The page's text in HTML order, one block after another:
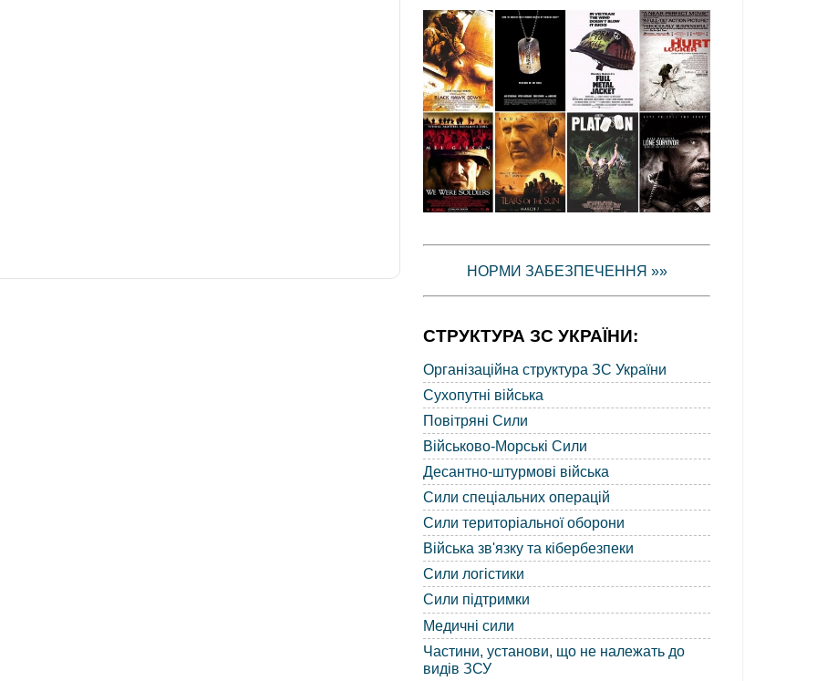
НОРМИ ЗАБЕЗПЕЧЕННЯ »»
СТРУКТУРА ЗС УКРАЇНИ:
Організаційна структура ЗС України
Сухопутні війська
Повітряні Сили
Військово-Морські Сили
Десантно-штурмові війська
Сили спеціальних операцій
Сили територіальної оборони
Війська зв'язку та кібербезпеки
Сили логістики
Сили підтримки
Медичні сили
Частини, установи, що не належать до
видів ЗСУ